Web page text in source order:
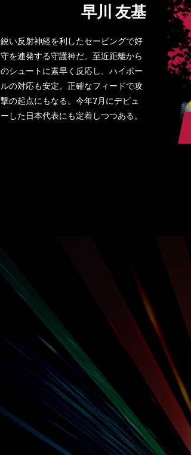
早川 友基
鋭い反射神経を利したセービングで好
守を連発する守護神だ。至近距離から
のシュートに素早く反応し、ハイボー
ルの対応も安定。正確なフィードで攻
撃の起点にもなる。今年7月にデビュ
ーした日本代表にも定着しつつある。